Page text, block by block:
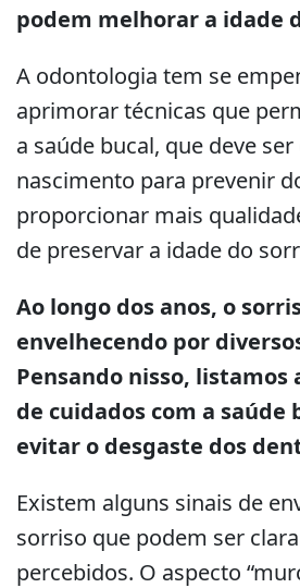
podem melhorar a idade
A odontologia tem se
aprimorar técnicas que
a saúde bucal, que deve
nascimento para prevenir
proporcionar mais
de preservar a idade do
Ao longo dos anos, o
envelhecendo por
Pensando nisso, listamos
de cuidados com a saúde
evitar o desgaste dos
Existem alguns sinais de
sorriso que podem ser
percebidos. O aspecto